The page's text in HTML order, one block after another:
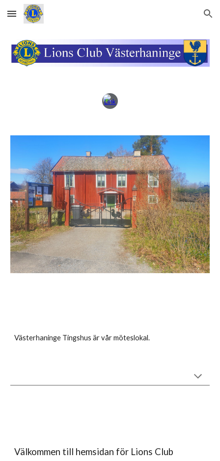
Skip to main content Skip to navigation
Västerhaninge Tingshus är vår möteslokal.
Välkommen till hemsidan för Lions Club